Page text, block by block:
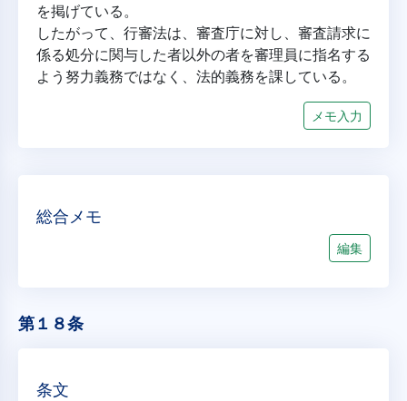
を掲げている。
したがって、行審法は、審査庁に対し、審査請求に
係る処分に関与した者以外の者を審理員に指名する
よう努力義務ではなく、法的義務を課している。
メモ入力
総合メモ
編集
第１８条
条文